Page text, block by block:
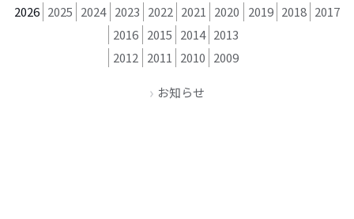
2026 2025 2024 2023 2022 2021 2020 2019 2018 2017
2016 2015 2014 2013
2012
2011 2010 2009
お知らせ